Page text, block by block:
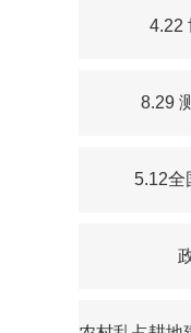
4.22
8.29
5.12全